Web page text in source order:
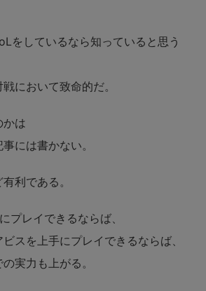
をしているなら知っていると思う
において致命的だ。
かは
には書かない。
利である。
プレイできるならば、
スを上手にプレイできるならば、
実力も上がる。